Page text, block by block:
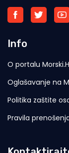
Info
O portalu
Oglašavanje na
Politika zaštite
Pravila